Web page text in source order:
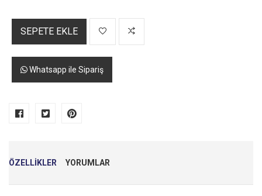
SEPETE EKLE
Whatsapp ile Sipariş
ÖZELLİKLER YORUMLAR